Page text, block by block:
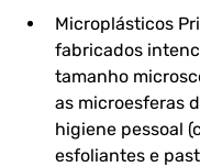
Microplásticos
fabricados
tamanho
as microesferas
higiene pessoal
esfoliantes e